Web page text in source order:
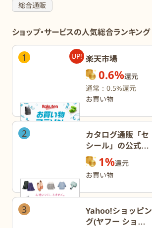
総合通販
ショップ・サービスの人気総合ランキング
1 UP! 楽天市場
0.6%還元
通常：0.5%還元
お買い物
2
カタログ通販「セ
シール」の公式オ
ンラインショップ
1%還元
お買い物
3
Yahoo!ショッピン
グ(ヤフー ショッ